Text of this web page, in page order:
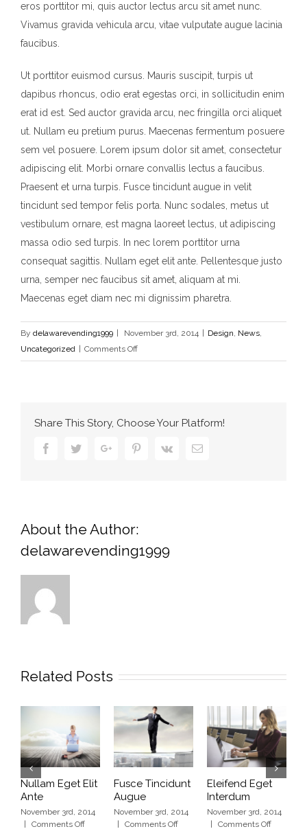
eros porttitor mi, quis auctor lectus arcu sit amet nunc.
Vivamus gravida vehicula arcu, vitae vulputate augue lacinia
faucibus.
Ut porttitor euismod cursus. Mauris suscipit, turpis ut
dapibus rhoncus, odio erat egestas orci, in sollicitudin enim
erat id est. Sed auctor gravida arcu, nec fringilla orci aliquet
ut. Nullam eu pretium purus. Maecenas fermentum posuere
sem vel posuere. Lorem ipsum dolor sit amet, consectetur
adipiscing elit. Morbi ornare convallis lectus a faucibus.
Praesent et urna turpis. Fusce tincidunt augue in velit
tincidunt sed tempor felis porta. Nunc sodales, metus ut
vestibulum ornare, est magna laoreet lectus, ut adipiscing
massa odio sed turpis. In nec lorem porttitor urna
consequat sagittis. Nullam eget elit ante. Pellentesque justo
urna, semper nec faucibus sit amet, aliquam at mi.
Maecenas eget diam nec mi dignissim pharetra.
By delawarevending1999 November 3rd, 2014 Design, News,
Uncategorized
Comments Offon
Morbi
Share This Story, Choose Your Platform!
FacebookTwitterGoogle+ PinterestVk Email
About the Author:
delawarevending1999
Related Posts
Nullam Eget Elit
Ante
November 3rd, 2014
|
Comments Offon
Fusce Tincidunt
Augue
November 3rd, 2014
|
Comments Offon
Eleifend Eget
Interdum
November 3rd, 2014
|
Comments Offon